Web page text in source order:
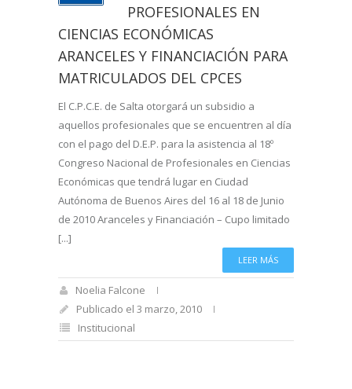
PROFESIONALES EN
CIENCIAS ECONÓMICAS
ARANCELES Y FINANCIACIÓN PARA
MATRICULADOS DEL CPCES
El C.P.C.E. de Salta otorgará un subsidio a
aquellos profesionales que se encuentren al día
con el pago del D.E.P. para la asistencia al 18º
Congreso Nacional de Profesionales en Ciencias
Económicas que tendrá lugar en Ciudad
Autónoma de Buenos Aires del 16 al 18 de Junio
de 2010 Aranceles y Financiación – Cupo limitado
[...]
LEER MÁS
Noelia Falcone
Publicado el 3 marzo, 2010
Institucional